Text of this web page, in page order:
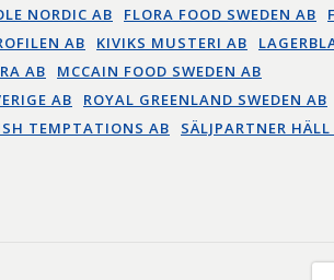
NORDIC AB FLORA FOOD SWEDEN AB
AB KIVIKS MUSTERI AB
AB
MCCAIN FOOD SWEDEN AB
AB
ROYAL GREENLAND SWEDEN AB
TEMPTATIONS AB
SÄLJPARTNER